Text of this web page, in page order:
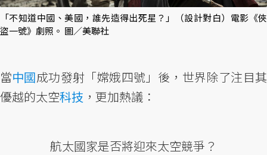
「不知道中國、美國，誰先造得出死星？」（設計對白）電影《俠
盜一號》劇照。 圖／美聯社
當中國成功發射「嫦娥四號」後，世界除了注目其
優越的太空科技 ，更加熱議：
航太國家是否將迎來太空競爭？